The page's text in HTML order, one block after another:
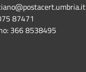
87471
366 8538495